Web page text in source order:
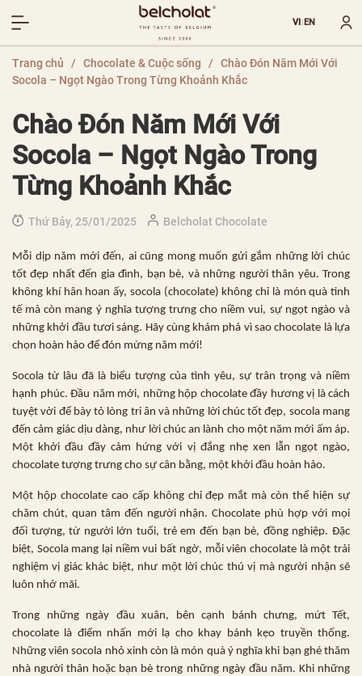
VI|EN
Trang chủ / Chocolate & Cuộc sống /
Chào Đón Năm Mới Với
Socola – Ngọt Ngào Trong Từng Khoảnh Khắc
Chào Đón Năm Mới Với
Socola – Ngọt Ngào Trong
Từng Khoảnh Khắc
Thứ Bảy, 25/01/2025 Belcholat Chocolate
Mỗi dịp năm mới đến, ai cũng mong muốn gửi gắm những lời chúc
tốt đẹp nhất đến gia đình, bạn bè, và những người thân yêu. Trong
không khí hân hoan ấy, socola (chocolate) không chỉ là món quà tinh
tế mà còn mang ý nghĩa tượng trưng cho niềm vui, sự ngọt ngào và
những khởi đầu tươi sáng. Hãy cùng khám phá vì sao chocolate là lựa
chọn hoàn hảo để đón mừng năm mới!
Socola từ lâu đã là biểu tượng của tình yêu, sự trân trọng và niềm
hạnh phúc. Đầu năm mới, những hộp chocolate đầy hương vị là cách
tuyệt vời để bày tỏ lòng tri ân và những lời chúc tốt đẹp, socola mang
đến cảm giác dịu dàng, như lời chúc an lành cho một năm mới ấm áp.
Một khởi đầu đầy cảm hứng với vị đắng nhẹ xen lẫn ngọt ngào,
chocolate tượng trưng cho sự cân bằng, một khởi đầu hoàn hảo.
Một hộp chocolate cao cấp không chỉ đẹp mắt mà còn thể hiện sự
chăm chút, quan tâm đến người nhận. Chocolate phù hợp với mọi
đối tượng, từ người lớn tuổi, trẻ em đến bạn bè, đồng nghiệp. Đặc
biệt, Socola mang lại niềm vui bất ngờ, mỗi viên chocolate là một trải
nghiệm vị giác khác biệt, như một lời chúc thú vị mà người nhận sẽ
luôn nhớ mãi.
Trong những ngày đầu xuân, bên cạnh bánh chưng, mứt Tết,
chocolate là điểm nhấn mới lạ cho khay bánh kẹo truyền thống.
Những viên socola nhỏ xinh còn là món quà ý nghĩa khi bạn ghé thăm
nhà người thân hoặc bạn bè trong những ngày đầu năm. Khi những